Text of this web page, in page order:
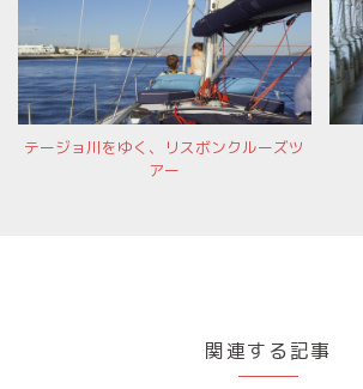
テージョ川をゆく、リスボンクルーズツ
アー
関連する記事